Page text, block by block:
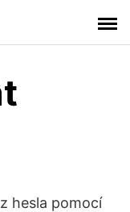
hesla pomocí